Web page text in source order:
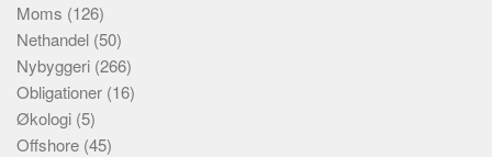
Moms (126)
Nethandel (50)
Nybyggeri (266)
Obligationer (16)
Økologi (5)
Offshore (45)